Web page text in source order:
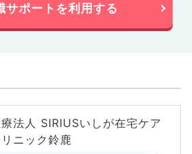
サポートを利用する
法人 SIRIUSいしが在宅ケア
リニック鈴鹿